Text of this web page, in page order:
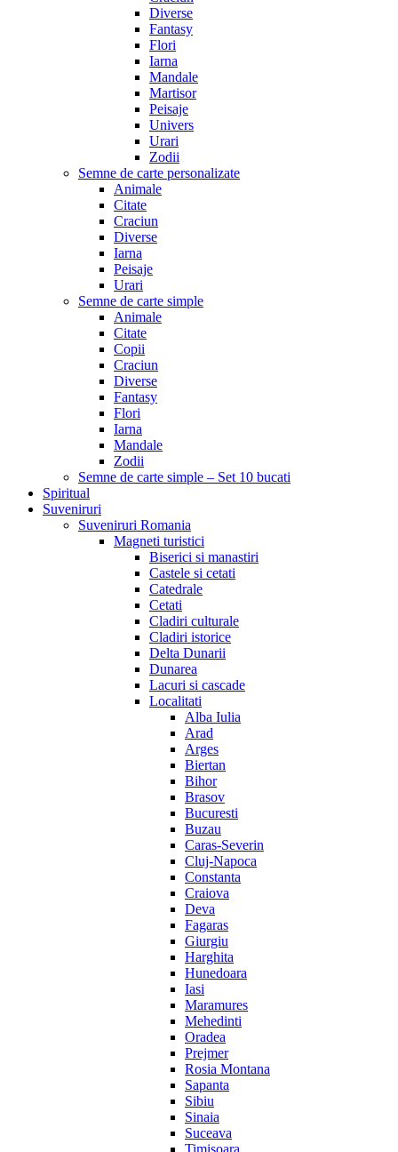
Diverse
Fantasy
Flori
Iarna
Mandale
Martisor
Peisaje
Univers
Urari
Zodii
Semne de carte personalizate
Animale
Citate
Craciun
Diverse
Iarna
Peisaje
Urari
Semne de carte simple
Animale
Citate
Copii
Craciun
Diverse
Fantasy
Flori
Iarna
Mandale
Zodii
Semne de carte simple – Set 10 bucati
Spiritual
Suveniruri
Suveniruri Romania
Magneti turistici
Biserici si manastiri
Castele si cetati
Catedrale
Cetati
Cladiri culturale
Cladiri istorice
Delta Dunarii
Dunarea
Lacuri si cascade
Localitati
Alba Iulia
Arad
Arges
Biertan
Bihor
Brasov
Bucuresti
Buzau
Caras-Severin
Cluj-Napoca
Constanta
Craiova
Deva
Fagaras
Giurgiu
Harghita
Hunedoara
Iasi
Maramures
Mehedinti
Oradea
Prejmer
Rosia Montana
Sapanta
Sibiu
Sinaia
Suceava
Timisoara